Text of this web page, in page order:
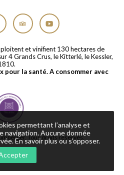
et vinifient 130 hectares de
4 Grands Crus, le Kitterlé, le Kessler,
pour la santé. A consommer avec
. Tous droits réservés.
permettant l’analyse et
navigation. Aucune donnée
En savoir plus ou s’opposer.